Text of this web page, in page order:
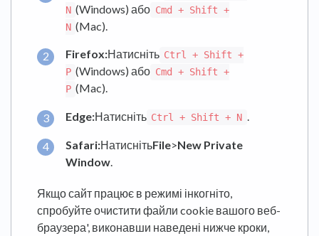
N (Windows) або Cmd + Shift +
N (Mac).
Firefox:Натисніть Ctrl + Shift +
P (Windows) або Cmd + Shift +
P (Mac).
Edge:Натисніть Ctrl + Shift + N .
Safari:НатиснітьFile>New Private
Window
Якщо сайт працює в режимі інкогніто,
спробуйте очистити файли cookie вашого веб-
браузера', виконавши наведені нижче кроки,